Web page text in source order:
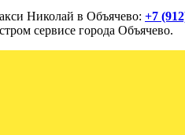
Николай в Объячево: +7
сервисе города Объячево.